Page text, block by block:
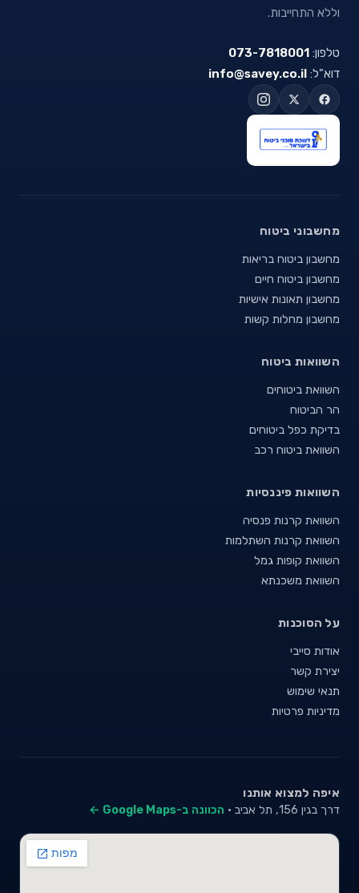
וללא התחייבות.
טלפון: 073-7818001
דוא"ל: info@savey.co.il
מחשבוני ביטוח
מחשבון ביטוח בריאות
מחשבון ביטוח חיים
מחשבון תאונות אישיות
מחשבון מחלות קשות
השוואות ביטוח
השוואת ביטוחים
הר הביטוח
בדיקת כפל ביטוחים
השוואת ביטוח רכב
השוואות פיננסיות
השוואת קרנות פנסיה
השוואת קרנות השתלמות
השוואת קופות גמל
השוואת משכנתא
על הסוכנות
אודות סייבי
יצירת קשר
תנאי שימוש
מדיניות פרטיות
איפה למצוא אותנו
דרך בגין 156, תל אביב · הכוונה ב-Google Maps ←